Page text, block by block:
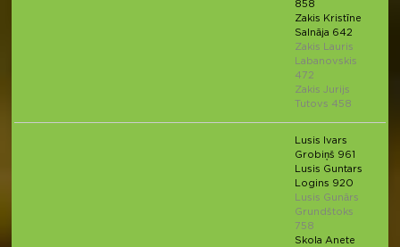
858
Zakis Kristīne
Salnāja 642
Zakis Lauris
Labanovskis
472
Zakis Jurijs
Tutovs 458
Lusis Ivars
Grobiņš 961
Lusis Guntars
Logins 920
Lusis Gunārs
Grundštoks
758
Skola Anete